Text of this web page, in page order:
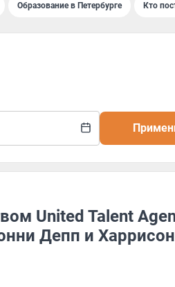
Образование в Петербурге Кто
United Talent
Депп и Харрисон